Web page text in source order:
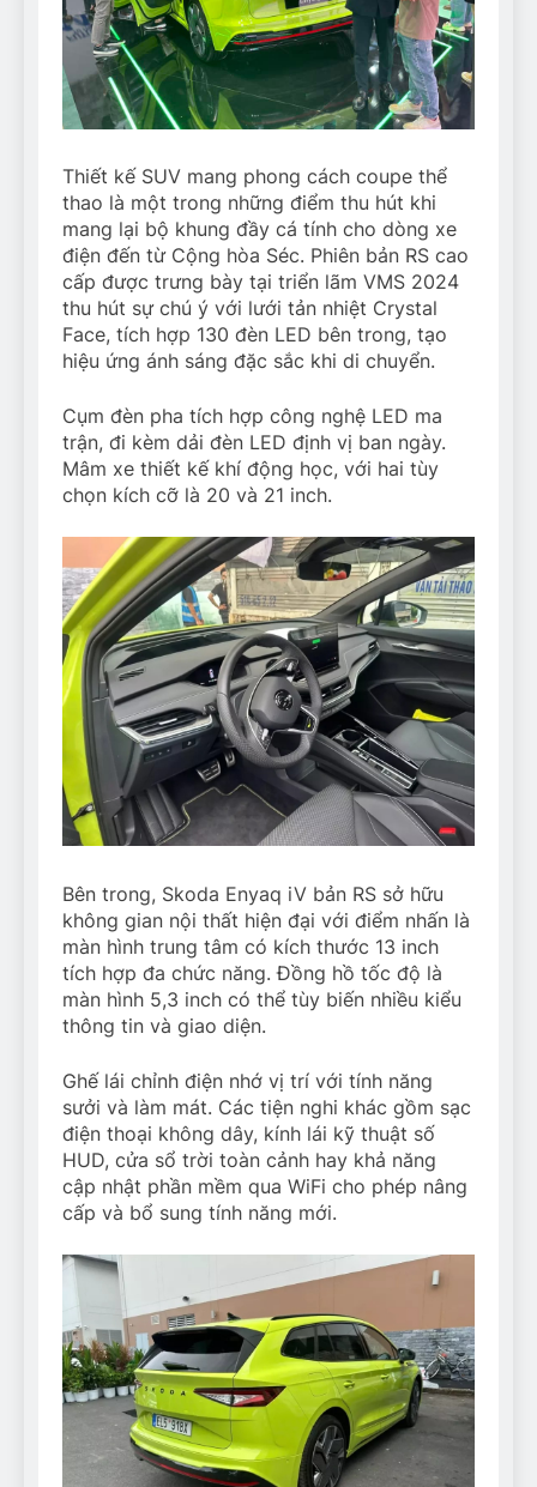
Thiết kế SUV mang phong cách coupe thể
thao là một trong những điểm thu hút khi
mang lại bộ khung đầy cá tính cho dòng xe
điện đến từ Cộng hòa Séc. Phiên bản RS cao
cấp được trưng bày tại triển lãm VMS 2024
thu hút sự chú ý với lưới tản nhiệt Crystal
Face, tích hợp 130 đèn LED bên trong, tạo
hiệu ứng ánh sáng đặc sắc khi di chuyển.
Cụm đèn pha tích hợp công nghệ LED ma
trận, đi kèm dải đèn LED định vị ban ngày.
Mâm xe thiết kế khí động học, với hai tùy
chọn kích cỡ là 20 và 21 inch.
Bên trong, Skoda Enyaq iV bản RS sở hữu
không gian nội thất hiện đại với điểm nhấn là
màn hình trung tâm có kích thước 13 inch
tích hợp đa chức năng. Đồng hồ tốc độ là
màn hình 5,3 inch có thể tùy biến nhiều kiểu
thông tin và giao diện.
Ghế lái chỉnh điện nhớ vị trí với tính năng
sưởi và làm mát. Các tiện nghi khác gồm sạc
điện thoại không dây, kính lái kỹ thuật số
HUD, cửa sổ trời toàn cảnh hay khả năng
cập nhật phần mềm qua WiFi cho phép nâng
cấp và bổ sung tính năng mới.